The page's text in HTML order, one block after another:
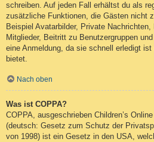
schreiben. Auf jeden Fall erhältst du als
zusätzliche Funktionen, die Gästen nicht
Beispiel Avatarbilder, Private
Mitglieder, Beitritt zu Benutzergruppen
eine Anmeldung, da sie schnell erledigt
bietet.
Nach oben
Was ist COPPA?
COPPA, ausgeschrieben Children’s
(deutsch: Gesetz zum Schutz der
von 1998) ist ein Gesetz in den USA,